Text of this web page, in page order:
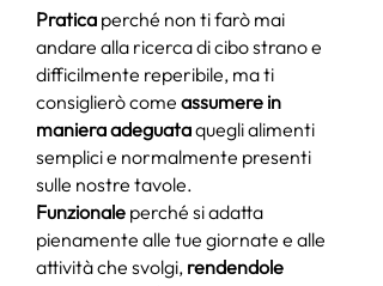
Pratica perché non ti farò mai
andare alla ricerca di cibo strano e
difficilmente reperibile, ma ti
consiglierò come assumere in
maniera adeguataquegli alimenti
semplici e normalmente presenti
sulle nostre tavole.
Funzionale perché si adatta
pienamente alle tue giornate e alle
attività che svolgi, rendendole